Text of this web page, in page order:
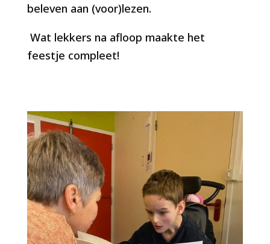
beleven aan (voor)lezen.
Wat lekkers na afloop maakte het
feestje compleet!